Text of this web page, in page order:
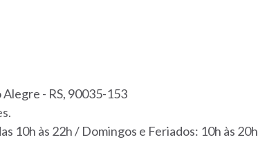
- RS, 90035-153
10h às 22h / Domingos e Feriados: 10h às 20h